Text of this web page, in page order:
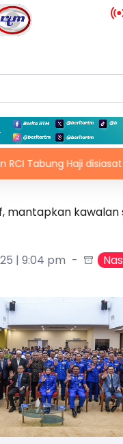
Haji disiasat tanpa
mantapkan kawalan
| 9:04 pm